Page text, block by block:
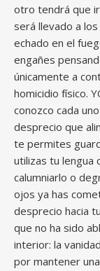
otro tendrá que
será llevado a
echado en el
engañes
únicamente a
homicidio físico.
conozco cada
desprecio que
te permites
utilizas tu lengua
calumniarlo o
ojos ya has
desprecio hacia
que no ha sido
interior: la
por mantener